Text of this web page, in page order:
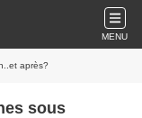
MENU
après?
sous